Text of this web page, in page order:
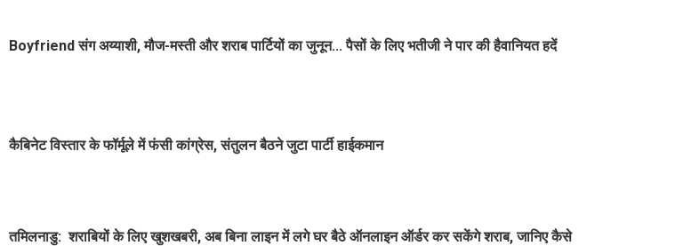
Boyfriend संग अय्याशी, मौज-मस्ती और शराब पार्टियों का जुनून... पैसों के लिए भतीजी ने पार की हैवानियत हदें
कैबिनेट विस्तार के फॉर्मूले में फंसी कांग्रेस, संतुलन बैठने जुटा पार्टी हाईकमान
तमिलनाडु: शराबियों के लिए खुशखबरी, अब बिना लाइन में लगे घर बैठे ऑनलाइन ऑर्डर कर सकेंगे शराब, जानिए कैसे